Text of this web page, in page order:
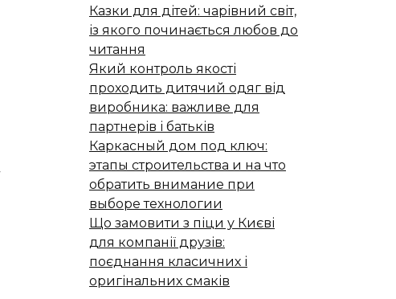
Казки для дітей: чарівний світ,
із якого починається любов до
читання
Який контроль якості
проходить дитячий одяг від
виробника: важливе для
партнерів і батьків
Каркасный дом под ключ:
этапы строительства и на что
обратить внимание при
выборе технологии
Що замовити з піци у Києві
для компанії друзів:
поєднання класичних і
оригінальних смаків